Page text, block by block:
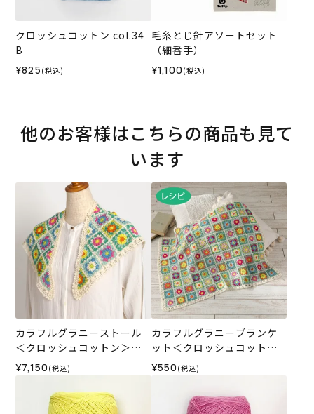
クロッシュコットン col.34
B
¥825 (税込)
毛糸とじ針アソートセット
（細番手）
¥1,100 (税込)
他のお客様はこちらの商品も見て
います
カラフルグラニーストール
＜クロッシュコットン＞
（編み物 材料セット）
¥7,150 (税込)
カラフルグラニーブランケ
ット＜クロッシュコットン
＞（レシピ）
¥550 (税込)